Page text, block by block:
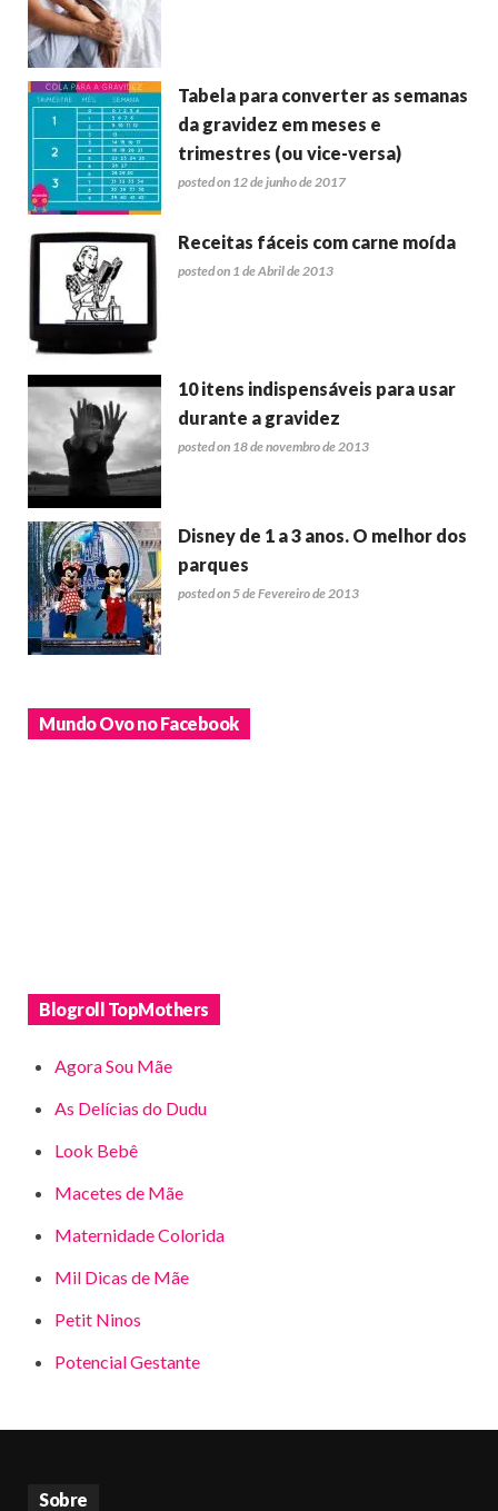
Tabela para converter as semanas
da gravidez em meses e
trimestres (ou vice-versa)
posted on 12 de junho de 2017
Receitas fáceis com carne moída
posted on 1 de Abril de 2013
10 itens indispensáveis para usar
durante a gravidez
posted on 18 de novembro de 2013
Disney de 1 a 3 anos. O melhor dos
parques
posted on 5 de Fevereiro de 2013
Mundo Ovo no Facebook
Blogroll TopMothers
Agora Sou Mãe
As Delícias do Dudu
Look Bebê
Macetes de Mãe
Maternidade Colorida
Mil Dicas de Mãe
Petit Ninos
Potencial Gestante
Sobre